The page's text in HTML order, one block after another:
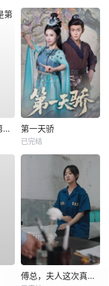
喜欢你，我也是第一部 第一天骄
已完结
傅总，夫人这次真的死了